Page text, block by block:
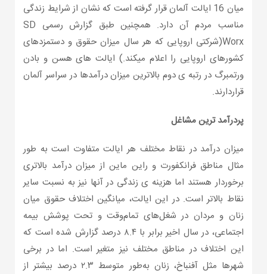
میان 16 ایالت آلمان قرار گرفته است که نشان از شرایط زندگی
مناسب مردم آن دارد. همچنین طبق گزارش رسمی SD
Worx(شرکتی اروپایی که هر سال میزان حقوق و دستمزدهای
کشورهای اروپایی را اعلام میکند.) ایالت های هسن و بادن
ورتمبرگ در رتبه ی دوم بالاترین میزان درآمدها در سراسر آلمان
قراردارند.
پردرآمد ترین مشاغل
میزان درآمد در نقاط مختلف هر ایالت متفاوت است به طور
مثال مناطق فرانکفورت و راین ماین از میزان درآمد بالاتری
برخوردار هستند اما هزینه ی زندگی در آنها نیز به نسبت سایر
نقاط بالاتر است. در این ایالت، میانگین اختلاف حقوق میان
زنان و مردان در شغل‌های تمام‌وقت و تحت پوشش بیمه
اجتماعی، در سال اخیر برابر با ۸.۴ درصد گزارش شده است که
این اختلاف در مناطق مختلف نیز متغیر است. اما در برخی
شهرها مثل آفنباخ، زنان به‌طور متوسط ۲.۳ درصد بیشتر از